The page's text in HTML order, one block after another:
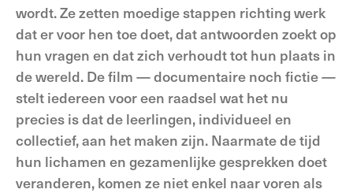
wordt. Ze zetten moedige stappen richting werk
dat er voor hen toe doet, dat antwoorden zoekt op
hun vragen en dat zich verhoudt tot hun plaats in
de wereld. De film — documentaire noch fictie —
stelt iedereen voor een raadsel wat het nu
precies is dat de leerlingen, individueel en
collectief, aan het maken zijn. Naarmate de tijd
hun lichamen en gezamenlijke gesprekken doet
veranderen, komen ze niet enkel naar voren als